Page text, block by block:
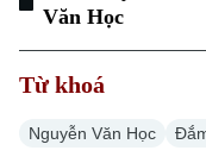
Hà Nội
Nhịp sống Hà Nội
Thế giới
Văn Học
Từ khoá
Nguyễn Văn Học